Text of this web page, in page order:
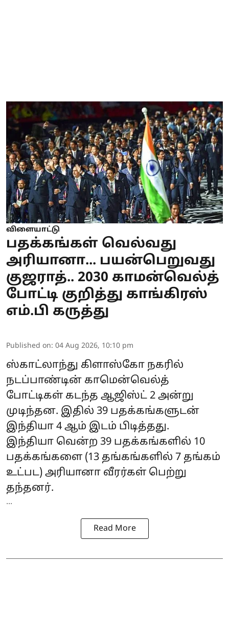
விளையாட்டு
பதக்கங்கள் வெல்வது
அரியானா... பயன்பெறுவது
குஜராத்.. 2030 காமன்வெல்த்
போட்டி குறித்து காங்கிரஸ்
எம்.பி கருத்து
Published on: 04 Aug 2026, 10:10 pm
ஸ்காட்லாந்து கிளாஸ்கோ நகரில்
நடப்பாண்டின் காமென்வெல்த்
போட்டிகள் கடந்த ஆஜிஸ்ட் 2 அன்று
முடிந்தன. இதில் 39 பதக்கங்களுடன்
இந்தியா 4 ஆம் இடம் பிடித்தது.
இந்தியா வென்ற 39 பதக்கங்களில் 10
பதக்கங்களை (13 தங்கங்களில் 7 தங்கம்
உட்பட) அரியானா வீரர்கள் பெற்று
தந்தனர்.
...
Read More